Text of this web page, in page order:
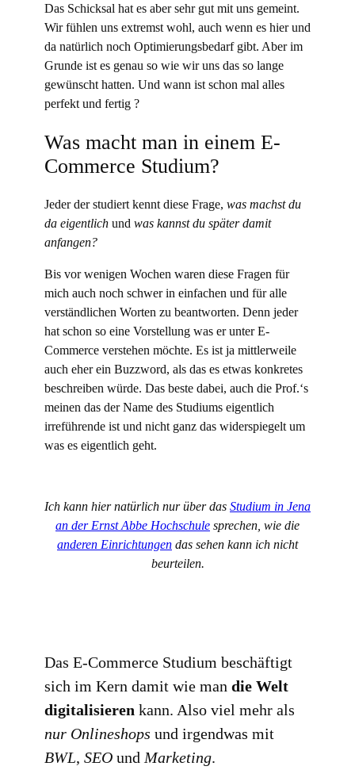
Das Schicksal hat es aber sehr gut mit uns gemeint.
Wir fühlen uns extremst wohl, auch wenn es hier und
da natürlich noch Optimierungsbedarf gibt. Aber im
Grunde ist es genau so wie wir uns das so lange
gewünscht hatten. Und wann ist schon mal alles
perfekt und fertig ?
Was macht man in einem E-
Commerce Studium?
Jeder der studiert kennt diese Frage, was machst du
da eigentlich und was kannst du später damit
anfangen?
Bis vor wenigen Wochen waren diese Fragen für
mich auch noch schwer in einfachen und für alle
verständlichen Worten zu beantworten. Denn jeder
hat schon so eine Vorstellung was er unter E-
Commerce verstehen möchte. Es ist ja mittlerweile
auch eher ein Buzzword, als das es etwas konkretes
beschreiben würde. Das beste dabei, auch die Prof.‘s
meinen das der Name des Studiums eigentlich
irreführende ist und nicht ganz das widerspiegelt um
was es eigentlich geht.
Ich kann hier natürlich nur über das Studium in Jena
an der Ernst Abbe Hochschule sprechen, wie die
anderen Einrichtungen das sehen kann ich nicht
beurteilen.
Das E-Commerce Studium beschäftigt
sich im Kern damit wie man die Welt
digitalisieren kann. Also viel mehr als
nur Onlineshops und irgendwas mit
BWL, SEO und Marketing.